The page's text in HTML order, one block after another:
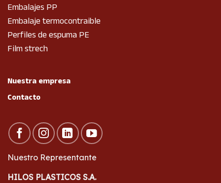
Embalajes PP
Embalaje termocontraible
Perfiles de espuma PE
Film strech
Nuestra empresa
Contacto
Nuestro Representante
HILOS PLASTICOS S.A.